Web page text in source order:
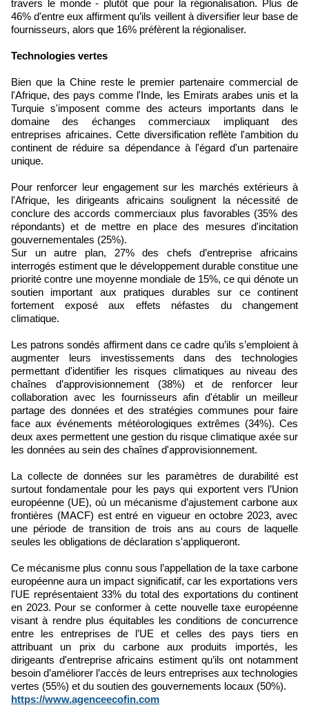
travers le monde - plutôt que pour la régionalisation. Plus de
46% d'entre eux affirment qu’ils veillent à diversifier leur base de
fournisseurs, alors que 16% préfèrent la régionaliser.
Technologies vertes
Bien que la Chine reste le premier partenaire commercial de
l'Afrique, des pays comme l'Inde, les Emirats arabes unis et la
Turquie s'imposent comme des acteurs importants dans le
domaine des échanges commerciaux impliquant des
entreprises africaines. Cette diversification reflète l'ambition du
continent de réduire sa dépendance à l'égard d'un partenaire
unique.
Pour renforcer leur engagement sur les marchés extérieurs à
l'Afrique, les dirigeants africains soulignent la nécessité de
conclure des accords commerciaux plus favorables (35% des
répondants) et de mettre en place des mesures d'incitation
gouvernementales (25%).
Sur un autre plan, 27% des chefs d’entreprise africains
interrogés estiment que le développement durable constitue une
priorité contre une moyenne mondiale de 15%, ce qui dénote un
soutien important aux pratiques durables sur ce continent
fortement exposé aux effets néfastes du changement
climatique.
Les patrons sondés affirment dans ce cadre qu’ils s’emploient à
augmenter leurs investissements dans des technologies
permettant d'identifier les risques climatiques au niveau des
chaînes d’approvisionnement (38%) et de renforcer leur
collaboration avec les fournisseurs afin d'établir un meilleur
partage des données et des stratégies communes pour faire
face aux événements météorologiques extrêmes (34%). Ces
deux axes permettent une gestion du risque climatique axée sur
les données au sein des chaînes d'approvisionnement.
La collecte de données sur les paramètres de durabilité est
surtout fondamentale pour les pays qui exportent vers l’Union
européenne (UE), où un mécanisme d’ajustement carbone aux
frontières (MACF) est entré en vigueur en octobre 2023, avec
une période de transition de trois ans au cours de laquelle
seules les obligations de déclaration s'appliqueront.
Ce mécanisme plus connu sous l’appellation de la taxe carbone
européenne aura un impact significatif, car les exportations vers
l'UE représentaient 33% du total des exportations du continent
en 2023. Pour se conformer à cette nouvelle taxe européenne
visant à rendre plus équitables les conditions de concurrence
entre les entreprises de l’UE et celles des pays tiers en
attribuant un prix du carbone aux produits importés, les
dirigeants d'entreprise africains estiment qu’ils ont notamment
besoin d’améliorer l’accès de leurs entreprises aux technologies
vertes (55%) et du soutien des gouvernements locaux (50%).
https://www.agenceecofin.com